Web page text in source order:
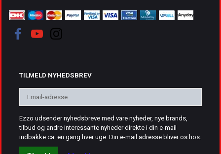
TILMELD NYHEDSBREV
Email-
adresse
Ezzo udsender nyhedsbreve med vare nyheder, nye brands,
tilbud og andre interessante nyheder direkte i din e-mail
indbakke ca. en gang hver uge. Din e-mail adresse bliver os hos.